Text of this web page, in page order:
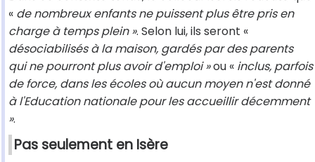
« de nombreux enfants ne puissent plus être pris en
charge à temps plein ». Selon lui, ils seront «
désociabilisés à la maison, gardés par des parents
qui ne pourront plus avoir d'emploi »ou « inclus, parfois
de force, dans les écoles où aucun moyen n'est donné
à l'Education nationale pour les accueillir décemment
».
Pas seulement en Isère